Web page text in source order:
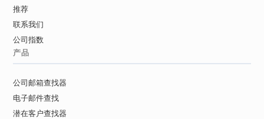
推荐
联系我们
公司指数
产品
公司邮箱查找器
电子邮件查找
潜在客户查找器